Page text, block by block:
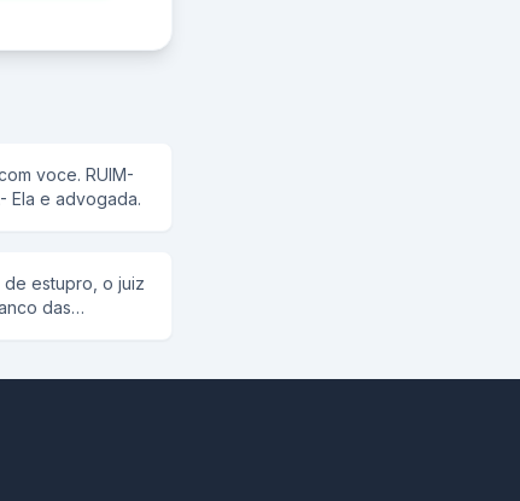
RUIM-
AINDA- Ela e advogada.
de estupro, o juiz
das
encontra o nome
o senhor foi
a ré, eu tô